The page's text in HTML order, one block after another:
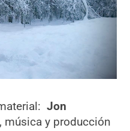
Jon
música y producción